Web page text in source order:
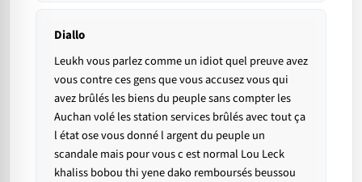
Diallo
Leukh vous parlez comme un idiot quel preuve avez
vous contre ces gens que vous accusez vous qui
avez brûlés les biens du peuple sans compter les
Auchan volé les station services brûlés avec tout ça
l état ose vous donné l argent du peuple un
scandale mais pour vous c est normal Lou Leck
khaliss bobou thi yene dako remboursés beussou